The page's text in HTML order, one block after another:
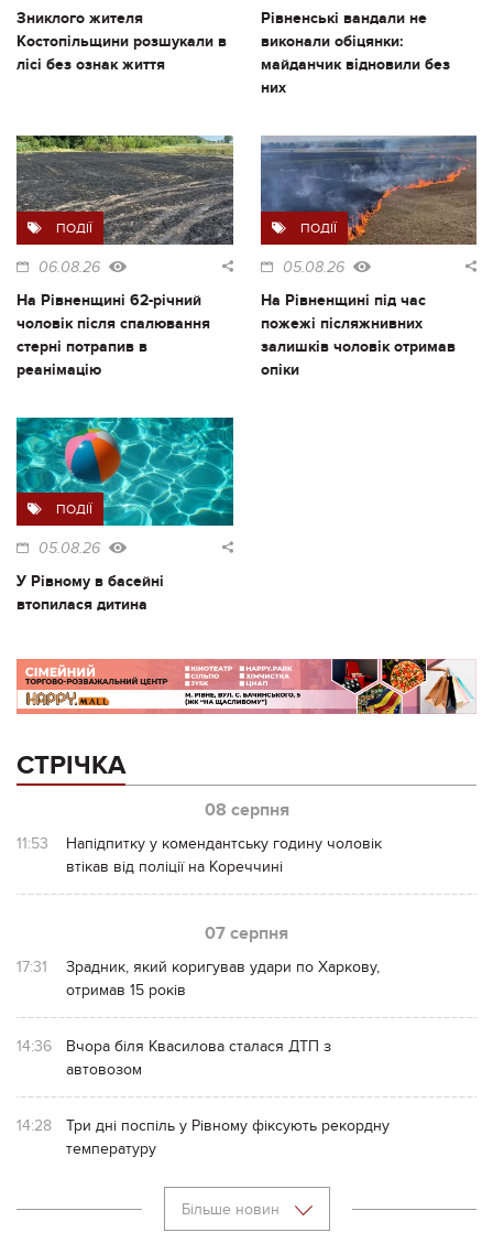
Зниклого жителя
Костопільщини розшукали в
лісі без ознак життя
Рівненські вандали не
виконали обіцянки:
майданчик відновили без
них
ПОДІЇ
06.08.26
На Рівненщині 62-річний
чоловік після спалювання
стерні потрапив в
реанімацію
ПОДІЇ
05.08.26
На Рівненщині під час
пожежі післяжнивних
залишків чоловік отримав
опіки
ПОДІЇ
05.08.26
У Рівному в басейні
втопилася дитина
СТРІЧКА
08 серпня
11:53
Напідпитку у комендантську годину чоловік
втікав від поліції на Кореччині
07 серпня
17:31
Зрадник, який коригував удари по Харкову,
отримав 15 років
14:36
Вчора біля Квасилова сталася ДТП з
автовозом
14:28
Три дні поспіль у Рівному фіксують рекордну
температуру
Більше новин